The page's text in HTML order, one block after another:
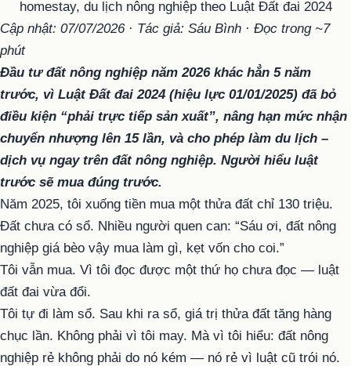
Cập nhật: 07/07/2026 · Tác giả: Sáu Bình · Đọc trong ~7
phút
Đầu tư đất nông nghiệp năm 2026 khác hẳn 5 năm
trước, vì Luật Đất đai 2024 (hiệu lực 01/01/2025) đã bỏ
điều kiện “phải trực tiếp sản xuất”, nâng hạn mức nhận
chuyển nhượng lên 15 lần, và cho phép làm du lịch –
dịch vụ ngay trên đất nông nghiệp. Người hiểu luật
trước sẽ mua đúng trước.
Năm 2025, tôi xuống tiền mua một thửa đất chỉ 130 triệu.
Đất chưa có sổ. Nhiều người quen can: “Sáu ơi, đất nông
nghiệp giá bèo vậy mua làm gì, kẹt vốn cho coi.”
Tôi vẫn mua. Vì tôi đọc được một thứ họ chưa đọc — luật
đất đai vừa đổi.
Tôi tự đi làm sổ. Sau khi ra sổ, giá trị thửa đất tăng hàng
chục lần. Không phải vì tôi may. Mà vì tôi hiểu: đất nông
nghiệp rẻ không phải do nó kém — nó rẻ vì luật cũ trói nó.